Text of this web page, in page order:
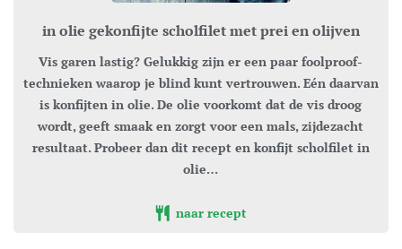
in olie gekonfijte scholfilet met prei en olijven
Vis garen lastig? Gelukkig zijn er een paar foolproof-
technieken waarop je blind kunt vertrouwen. Eén daarvan
is konfijten in olie. De olie voorkomt dat de vis droog
wordt, geeft smaak en zorgt voor een mals, zijdezacht
resultaat. Probeer dan dit recept en konfijt scholfilet in
olie…
naar recept